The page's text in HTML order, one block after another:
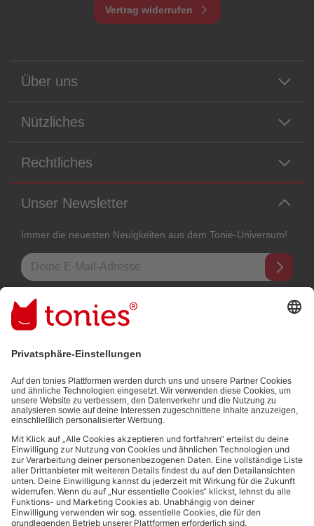
Vertrag widerrufen
Über uns
Nützliches
Rechtliches
Unser Newsletter
Immer die neuesten Neuigkeiten aus dem Tonie-Universum!
E-Mail-Addresse
Mit dem Absenden abonnierst du unseren E-Mail-Newsletter, der auf
den von dir bereitgestellten Informationen (z.B. Account-informationen)
und den von dir zu Werbezwecken bereitgestellten
Datenschutzbestimmungen.
Bezahlmethoden:
Links zu sozialen Netzwerken